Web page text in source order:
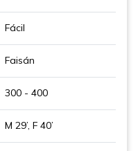
Fácil
Faisán
300 - 400
M 29’, F 40’